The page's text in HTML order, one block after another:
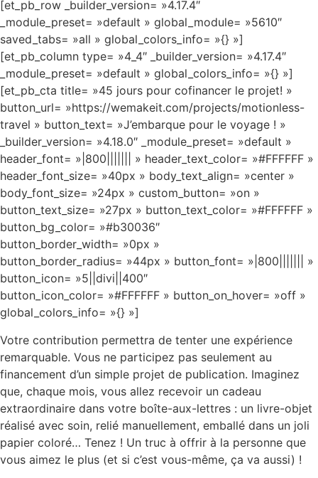
[et_pb_row _builder_version= »4.17.4″
_module_preset= »default » global_module= »5610″
saved_tabs= »all » global_colors_info= »{} »]
[et_pb_column type= »4_4″ _builder_version= »4.17.4″
_module_preset= »default » global_colors_info= »{} »]
[et_pb_cta title= »45 jours pour cofinancer le projet! »
button_url= »https://wemakeit.com/projects/motionless-
travel » button_text= »J’embarque pour le voyage ! »
_builder_version= »4.18.0″ _module_preset= »default »
header_font= »|800||||||| » header_text_color= »#FFFFFF »
header_font_size= »40px » body_text_align= »center »
body_font_size= »24px » custom_button= »on »
button_text_size= »27px » button_text_color= »#FFFFFF »
button_bg_color= »#b30036″
button_border_width= »0px »
button_border_radius= »44px » button_font= »|800||||||| »
button_icon= »5||divi||400″
button_icon_color= »#FFFFFF » button_on_hover= »off »
global_colors_info= »{} »]
Votre contribution permettra de tenter une expérience
remarquable. Vous ne participez pas seulement au
financement d’un simple projet de publication. Imaginez
que, chaque mois, vous allez recevoir un cadeau
extraordinaire dans votre boîte-aux-lettres : un livre-objet
réalisé avec soin, relié manuellement, emballé dans un joli
papier coloré… Tenez ! Un truc à offrir à la personne que
vous aimez le plus (et si c’est vous-même, ça va aussi) !